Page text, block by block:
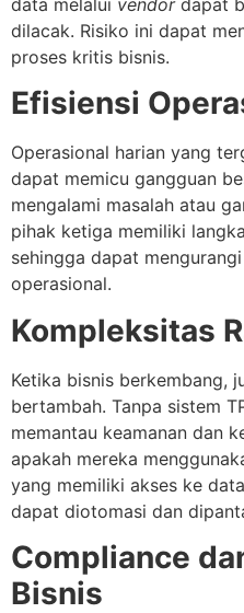
dilacak. Risiko ini dapat
proses kritis bisnis.
Efisiensi
Operasional harian yang
dapat memicu gangguan
mengalami masalah atau
pihak ketiga memiliki
sehingga dapat
operasional.
Kompleksitas
Ketika bisnis berkembang,
bertambah. Tanpa sistem
memantau keamanan dan
apakah mereka
yang memiliki akses ke
dapat diotomasi dan
Compliance
Bisnis